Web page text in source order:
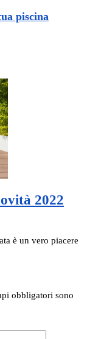
piscina
2022
è un vero piacere
obbligatori sono